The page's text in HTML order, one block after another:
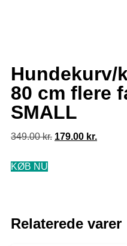
Hundekurv/
80 cm flere
SMALL
349.00kr. 179.00 kr.
KØB NU
Relaterede varer